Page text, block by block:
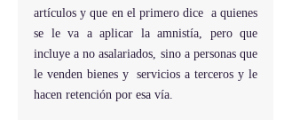
artículos y que en el primero dice  a quienes
se le va a aplicar la amnistía, pero que
incluye a no asalariados, sino a personas que
le venden bienes y  servicios a terceros y le
hacen retención por esa vía.